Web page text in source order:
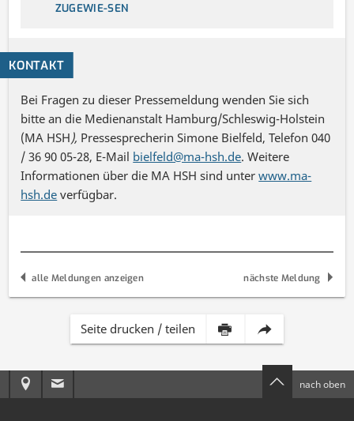
ZUGEWIE-SEN
KONTAKT
Bei Fragen zu dieser Pressemeldung wenden Sie sich
bitte an die Medienanstalt Hamburg/Schleswig-Holstein
(MA HSH), Pressesprecherin Simone Bielfeld, Telefon 040
/ 36 90 05-28, E-Mail bielfeld@ma-hsh.de. Weitere
Informationen über die MA HSH sind unterwww.ma-
hsh.de verfügbar.
alle Meldungen anzeigen nächste Meldung
Seite drucken / teilen
Inhalt Diese
per
Anreise
nach oben